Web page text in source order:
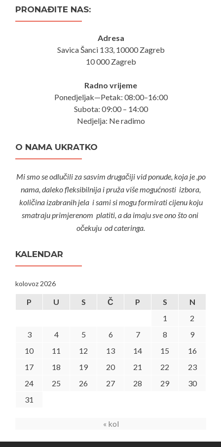
PRONAĐITE NAS:
Adresa
Savica Šanci 133, 10000 Zagreb
10 000 Zagreb
Radno vrijeme
Ponedjeljak—Petak: 08:00–16:00
Subota: 09:00 – 14:00
Nedjelja: Ne radimo
O NAMA UKRATKO
Mi smo se odlučili za sasvim drugačiji vid ponude, koja je ,po
nama, daleko fleksibilnija i pruža više mogućnosti izbora,
količina izabranih jela i sami si mogu formirati cijenu koju
smatraju primjerenom platiti, a da imaju sve ono što oni
očekuju od cateringa.
KALENDAR
kolovoz 2026
P U S Č P S
N
1
2
3
4 5 6 7 8
9
10
11 12 13 14 15
16
17
18 19 20 21 22
23
24
25 26 27 28 29
30
31
« kol